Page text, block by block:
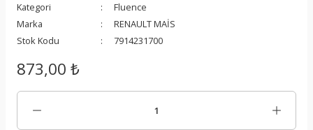
Kategori
Fluence
Marka
RENAULT MAİS
Stok Kodu
7914231700
873,00 ₺